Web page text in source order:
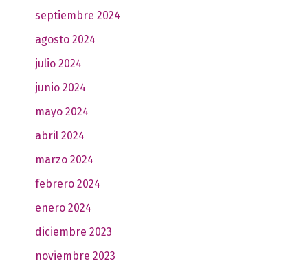
septiembre 2024
agosto 2024
julio 2024
junio 2024
mayo 2024
abril 2024
marzo 2024
febrero 2024
enero 2024
diciembre 2023
noviembre 2023